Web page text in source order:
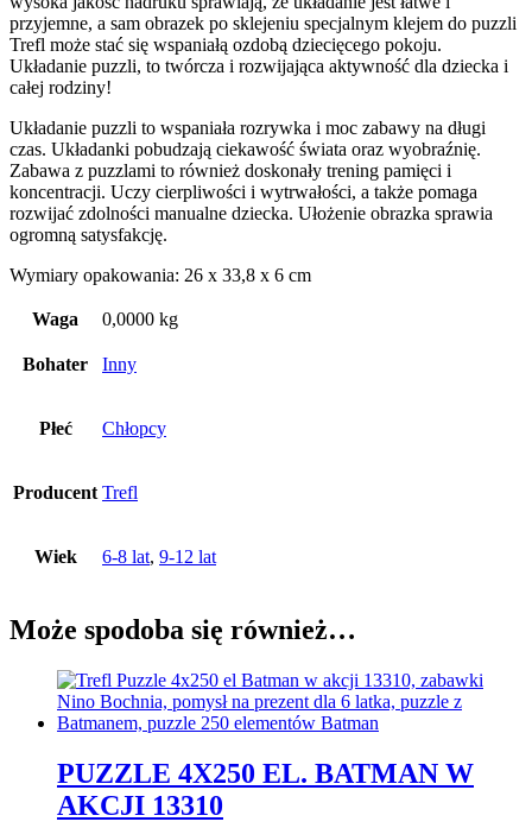
przyjemne, a sam obrazek po sklejeniu specjalnym klejem do puzzli
Trefl może stać się wspaniałą ozdobą dziecięcego pokoju.
Układanie puzzli, to twórcza i rozwijająca aktywność dla dziecka i
całej rodziny!
Układanie puzzli to wspaniała rozrywka i moc zabawy na długi
czas. Układanki pobudzają ciekawość świata oraz wyobraźnię.
Zabawa z puzzlami to również doskonały trening pamięci i
koncentracji. Uczy cierpliwości i wytrwałości, a także pomaga
rozwijać zdolności manualne dziecka. Ułożenie obrazka sprawia
ogromną satysfakcję.
Wymiary opakowania: 26 x 33,8 x 6 cm
Waga 0,0000 kg
Bohater Inny
Płeć Chłopcy
Producent Trefl
Wiek 6-8 lat, 9-12 lat
Może spodoba się również…
PUZZLE 4X250 EL. BATMAN W
AKCJI 13310